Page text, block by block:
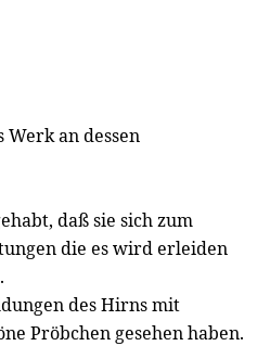
an dessen
daß sie sich zum
die es wird erleiden
des Hirns mit
Pröbchen gesehen haben.